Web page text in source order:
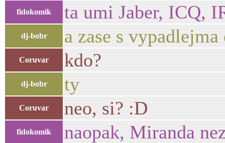
fidokomik ta umi Jaber, ICQ,
dj-bobr a zase s
Coruvar kdo?
dj-bobr ty
Coruvar neo, si? :D
fidokomik naopak, Miranda